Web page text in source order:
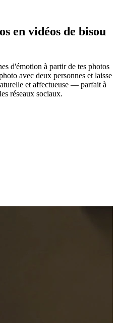
en vidéos de bisou
d'émotion à partir de tes photos
avec deux personnes et laisse
et affectueuse — parfait à
réseaux sociaux.